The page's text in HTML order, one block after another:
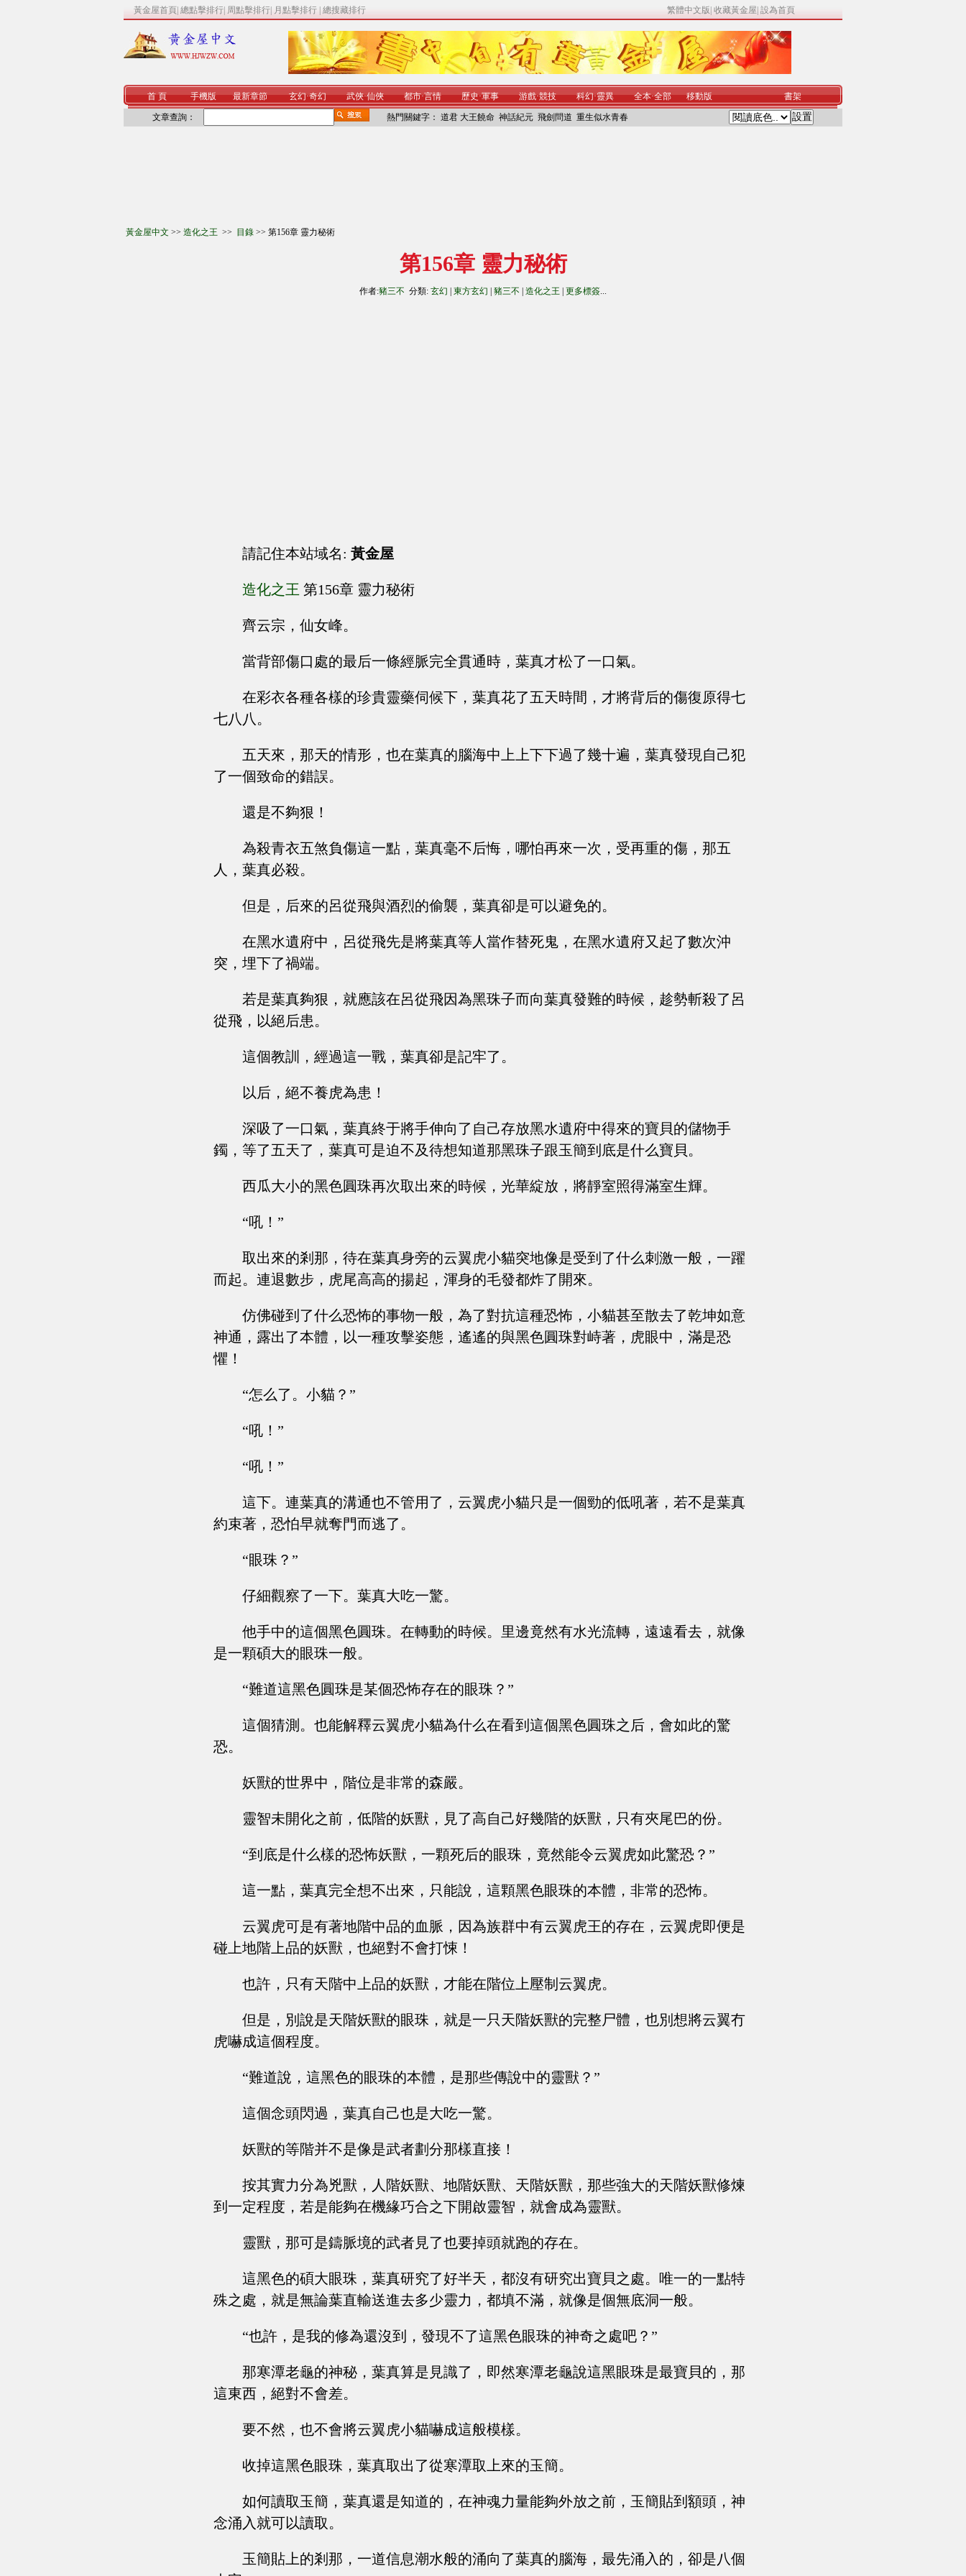
黃金屋首頁 總點擊排行 周點擊排行 月點擊排行 總搜藏排行 繁體中文版 收藏黃金屋 設為首頁
首 頁 手機版 最新章節 玄幻·奇幻 武俠·仙俠 都市·言情 歷史·軍事 游戲·競技 科幻·靈異 全本·全部 移動版 書架
文章查詢： 熱門關鍵字： 道君 大王饒命 神話紀元 飛劍問道 重生似水青春
黃金屋中文 >> 造化之王 >> 目錄 >> 第156章 靈力秘術
第156章 靈力秘術
作者:豬三不 分類: 玄幻 東方玄幻 豬三不 造化之王 更多標簽...
請記住本站域名: 黃金屋
造化之王 第156章 靈力秘術
齊云宗，仙女峰。
當背部傷口處的最后一條經脈完全貫通時，葉真才松了一口氣。
在彩衣各種各樣的珍貴靈藥伺候下，葉真花了五天時間，才將背后的傷復原得七
七八八。
五天來，那天的情形，也在葉真的腦海中上上下下過了幾十遍，葉真發現自己犯
了一個致命的錯誤。
還是不夠狠！
為殺青衣五煞負傷這一點，葉真毫不后悔，哪怕再來一次，受再重的傷，那五
人，葉真必殺。
但是，后來的呂從飛與酒烈的偷襲，葉真卻是可以避免的。
在黑水遺府中，呂從飛先是將葉真等人當作替死鬼，在黑水遺府又起了數次沖
突，埋下了禍端。
若是葉真夠狠，就應該在呂從飛因為黑珠子而向葉真發難的時候，趁勢斬殺了呂
從飛，以絕后患。
這個教訓，經過這一戰，葉真卻是記牢了。
以后，絕不養虎為患！
深吸了一口氣，葉真終于將手伸向了自己存放黑水遺府中得來的寶貝的儲物手
鐲，等了五天了，葉真可是迫不及待想知道那黑珠子跟玉簡到底是什么寶貝。
西瓜大小的黑色圓珠再次取出來的時候，光華綻放，將靜室照得滿室生輝。
“吼！”
取出來的剎那，待在葉真身旁的云翼虎小貓突地像是受到了什么刺激一般，一躍
而起。連退數步，虎尾高高的揚起，渾身的毛發都炸了開來。
仿佛碰到了什么恐怖的事物一般，為了對抗這種恐怖，小貓甚至散去了乾坤如意
神通，露出了本體，以一種攻擊姿態，遙遙的與黑色圓珠對峙著，虎眼中，滿是恐
懼！
“怎么了。小貓？”
“吼！”
“吼！”
這下。連葉真的溝通也不管用了，云翼虎小貓只是一個勁的低吼著，若不是葉真
約束著，恐怕早就奪門而逃了。
“眼珠？”
仔細觀察了一下。葉真大吃一驚。
他手中的這個黑色圓珠。在轉動的時候。里邊竟然有水光流轉，遠遠看去，就像
是一顆碩大的眼珠一般。
“難道這黑色圓珠是某個恐怖存在的眼珠？”
這個猜測。也能解釋云翼虎小貓為什么在看到這個黑色圓珠之后，會如此的驚
恐。
妖獸的世界中，階位是非常的森嚴。
靈智未開化之前，低階的妖獸，見了高自己好幾階的妖獸，只有夾尾巴的份。
“到底是什么樣的恐怖妖獸，一顆死后的眼珠，竟然能令云翼虎如此驚恐？”
這一點，葉真完全想不出來，只能說，這顆黑色眼珠的本體，非常的恐怖。
云翼虎可是有著地階中品的血脈，因為族群中有云翼虎王的存在，云翼虎即便是
碰上地階上品的妖獸，也絕對不會打悚！
也許，只有天階中上品的妖獸，才能在階位上壓制云翼虎。
但是，別說是天階妖獸的眼珠，就是一只天階妖獸的完整尸體，也別想將云翼冇
虎嚇成這個程度。
“難道說，這黑色的眼珠的本體，是那些傳說中的靈獸？”
這個念頭閃過，葉真自己也是大吃一驚。
妖獸的等階并不是像是武者劃分那樣直接！
按其實力分為兇獸，人階妖獸、地階妖獸、天階妖獸，那些強大的天階妖獸修煉
到一定程度，若是能夠在機緣巧合之下開啟靈智，就會成為靈獸。
靈獸，那可是鑄脈境的武者見了也要掉頭就跑的存在。
這黑色的碩大眼珠，葉真研究了好半天，都沒有研究出寶貝之處。唯一的一點特
殊之處，就是無論葉直輸送進去多少靈力，都填不滿，就像是個無底洞一般。
“也許，是我的修為還沒到，發現不了這黑色眼珠的神奇之處吧？”
那寒潭老龜的神秘，葉真算是見識了，即然寒潭老龜說這黑眼珠是最寶貝的，那
這東西，絕對不會差。
要不然，也不會將云翼虎小貓嚇成這般模樣。
收掉這黑色眼珠，葉真取出了從寒潭取上來的玉簡。
如何讀取玉簡，葉真還是知道的，在神魂力量能夠外放之前，玉簡貼到額頭，神
念涌入就可以讀取。
玉簡貼上的剎那，一道信息潮水般的涌向了葉真的腦海，最先涌入的，卻是八個